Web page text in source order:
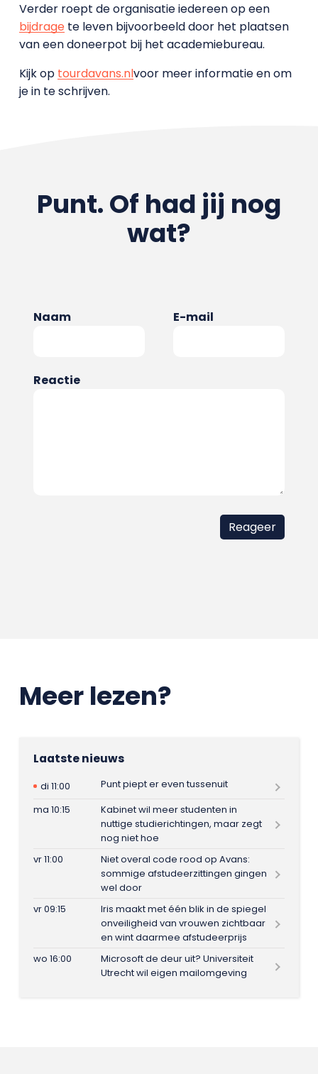
Verder roept de organisatie iedereen op een
bijdragete leven bijvoorbeeld door het plaatsen
van een doneerpot bij het academiebureau.
Kijk op tourdavans.nlvoor meer informatie en om
je in te schrijven.
Punt. Of had jij nog
wat?
Naam E-mail
Reactie
Meer lezen?
Laatste nieuws
di 11:00
Punt piept er even tussenuit
ma 10:15
Kabinet wil meer studenten in
nuttige studierichtingen, maar zegt
nog niet hoe
vr 11:00
Niet overal code rood op Avans:
sommige afstudeerzittingen gingen
wel door
vr 09:15
Iris maakt met één blik in de spiegel
onveiligheid van vrouwen zichtbaar
en wint daarmee afstudeerprijs
wo 16:00
Microsoft de deur uit? Universiteit
Utrecht wil eigen mailomgeving